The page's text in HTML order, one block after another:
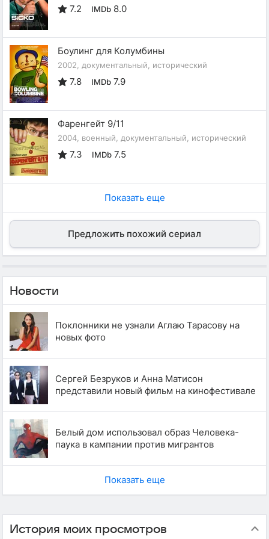
7.2 IMDb 8.0
Боулинг для Колумбины
2002, документальный, исторический
7.8 IMDb 7.9
Фаренгейт 9/11
2004, военный, документальный, исторический
7.3 IMDb 7.5
Показать еще
Предложить похожий сериал
Новости
Поклонники не узнали Аглаю Тарасову на
новых фото
Сергей Безруков и Анна Матисон
представили новый фильм на кинофестивале
Белый дом использовал образ Человека-
паука в кампании против мигрантов
Показать еще
История моих просмотров